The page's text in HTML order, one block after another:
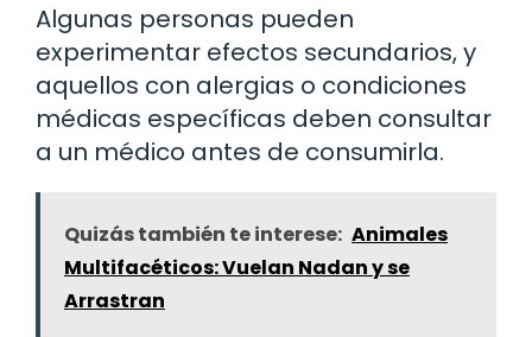
Algunas personas pueden
experimentar efectos secundarios, y
aquellos con alergias o condiciones
médicas específicas deben consultar
a un médico antes de consumirla.
Quizás también te interese: Animales
Multifacéticos: Vuelan Nadan y se
Arrastran